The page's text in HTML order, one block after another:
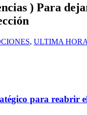
) Para
, ULTIMA HORA
para reabrir